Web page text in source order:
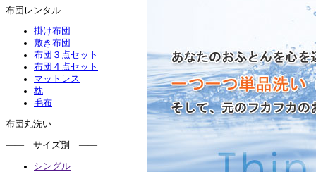
布団レンタル
掛け布団
敷き布団
布団３点セット
布団４点セット
マットレス
枕
毛布
布団丸洗い
―― サイズ別 ――
シングル